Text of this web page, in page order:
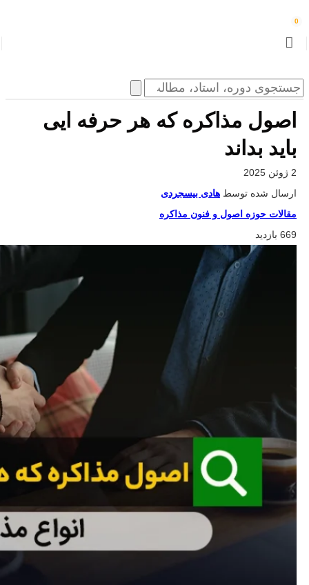
0
اصول مذاکره که هر حرفه ایی
باید بداند
2 ژوئن 2025
ارسال شده توسط هادی بیسجردی
مقالات حوزه اصول و فنون مذاکره
669 بازدید